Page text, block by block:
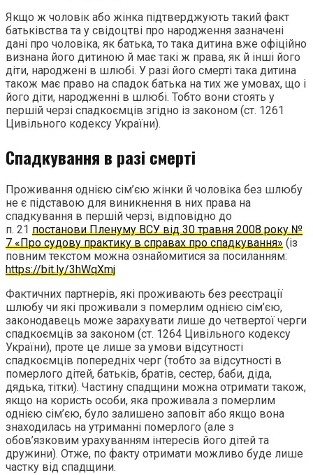
Якщо ж чоловік або жінка підтверджують такий факт
батьківства та у свідоцтві про народження зазначені
дані про чоловіка, як батька, то така дитина вже офіційно
визнана його дитиною й має такі ж права, як й інші його
діти, народжені в шлюбі. У разі його смерті така дитина
також має право на спадок батька на тих же умовах, що і
його діти, народженні в шлюбі. Тобто вони стоять у
першій черзі спадкоємців згідно із законом (ст. 1261
Цивільного кодексу України).
Спадкування в разі смерті
Проживання однією сім’єю жінки й чоловіка без шлюбу
не є підставою для виникнення в них права на
спадкування в першій черзі, відповідно до
п. 21 постанови Пленуму ВСУ від 30 травня 2008 року №
7 «Про судову практику в справах про спадкування» (із
повним текстом можна ознайомитися за посиланням:
https://bit.ly/3hWqXmj
Фактичних партнерів, які проживають без реєстрації
шлюбу чи які проживали з померлим однією сім’єю,
законодавець може зарахувати лише до четвертої черги
спадкоємців за законом (ст. 1264 Цивільного кодексу
України), проте це лише за умови відсутності
спадкоємців попередніх черг (тобто за відсутності в
померлого дітей, батьків, братів, сестер, баби, діда,
дядька, тітки). Частину спадщини можна отримати також,
якщо на користь особи, яка проживала з померлим
однією сім’єю, було залишено заповіт або якщо вона
знаходилась на утриманні померлого (але з
обов’язковим урахуванням інтересів його дітей та
дружини). Отже, по факту отримати можливо буде лише
частку від спадщини.